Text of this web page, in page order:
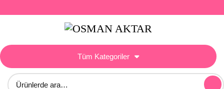
Tüm Kategoriler
Ara: